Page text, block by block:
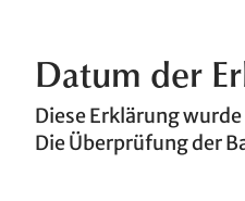
Datum der
Diese Erklärung
Die Überprüfung der